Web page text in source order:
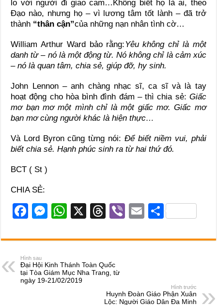
lo với người đi giao cam…Không biết họ là ai, theo
Đạo nào, nhưng họ – vì lương tâm tốt lành – đã trở
thành “thân cận”của những nạn nhân tình cờ…
William Arthur Ward bảo rằng: Yêu không chỉ là một
danh từ – nó là một động từ. Nó không chỉ là cảm xúc
– nó là quan tâm, chia sẻ, giúp đỡ, hy sinh.
John Lennon – anh chàng nhạc sĩ, ca sĩ và là tay
hoạt động cho hòa bình đình đám – thì chia sẻ: Giấc
mơ bạn mơ một mình chỉ là một giấc mơ. Giấc mơ
bạn mơ cùng người khác là hiện thực…
Và Lord Byron cũng từng nói: Để biết niềm vui, phải
biết chia sẻ. Hạnh phúc sinh ra từ hai thứ đó.
BCT ( St )
CHIA SẺ:
F
c
e
b
o
M
ss
n
g
W
at
A
p
X
T
e
a
d
s
Vi
er
E
ail
S
ar
Hình sau
Đại Hội Kinh Thánh Toàn Quốc
tại Tòa Giám Mục Nha Trang, từ
ngày 19-21/02/2019
Hình trước
Huynh Đoàn Giáo Phận Xuân
Lộc: Người Giáo Dân Đa Minh